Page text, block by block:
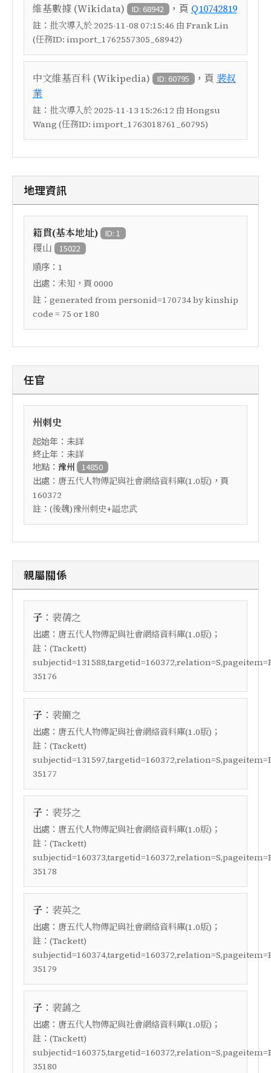
維基數據 (Wikidata) ID: 68942 ，頁 Q10742819
註： 批次導入於 2025-11-08 07:15:46 由 Frank Lin
(任務ID: import_1762557305_68942)
中文維基百科 (Wikipedia) ID: 60795 ，頁 裴叔
業
註： 批次導入於 2025-11-13 15:26:12 由 Hongsu
Wang (任務ID: import_1763018761_60795)
地理資訊
籍貫(基本地址) ID: 1
稷山 15022
順序： 1
出處： 未知 ，頁 0000
註： generated from personid=170734 by kinship
code = 75 or 180
任官
州刺史
起始年：未詳
終止年：未詳
地點： 豫州 14850
出處： 唐五代人物傳記與社會網絡資料庫(1.0版) ，頁
160372
註： (後魏)豫州刺史+謚忠武
親屬關係
子 ： 裴蒨之
出處： 唐五代人物傳記與社會網絡資料庫(1.0版) ；
註： (Tackett)
35176
子 ： 裴簡之
出處： 唐五代人物傳記與社會網絡資料庫(1.0版) ；
註： (Tackett)
35177
子 ： 裴芬之
出處： 唐五代人物傳記與社會網絡資料庫(1.0版) ；
註： (Tackett)
35178
子 ： 裴英之
出處： 唐五代人物傳記與社會網絡資料庫(1.0版) ；
註： (Tackett)
35179
子 ： 裴藹之
出處： 唐五代人物傳記與社會網絡資料庫(1.0版) ；
註： (Tackett)
35180